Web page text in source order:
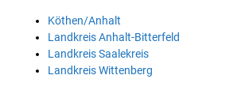
Köthen/Anhalt
Landkreis Anhalt-Bitterfeld
Landkreis Saalekreis
Landkreis Wittenberg